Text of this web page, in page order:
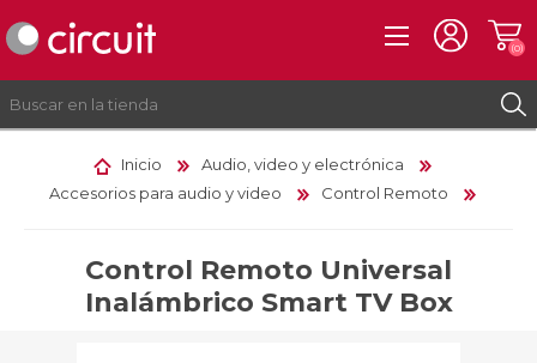
REGISTRO
(0)
Inicio
Audio, video y electrónica
Accesorios para audio y video
Control Remoto
Control Remoto Universal
Inalámbrico Smart TV Box